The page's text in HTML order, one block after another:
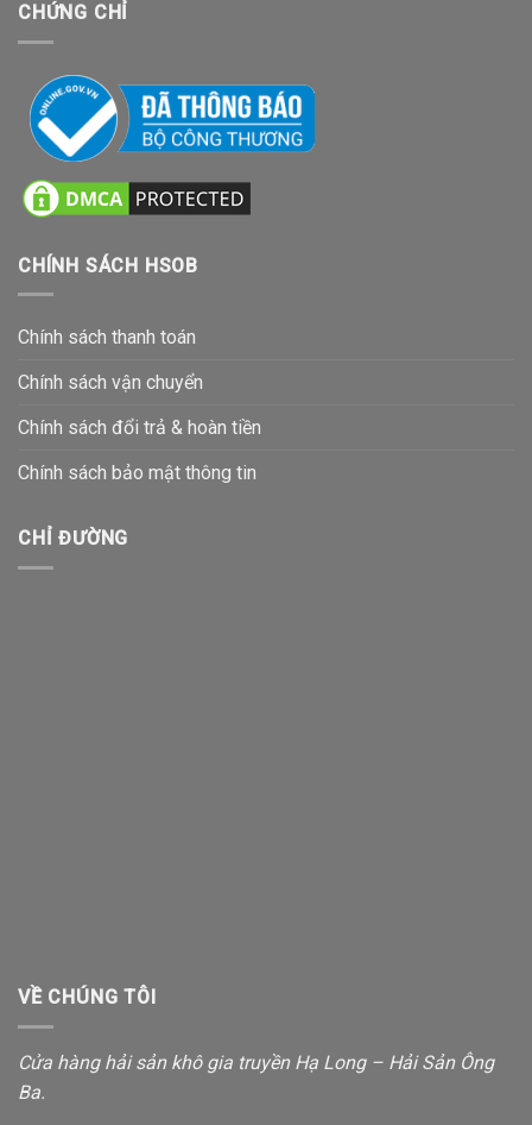
CHỨNG CHỈ
CHÍNH SÁCH HSOB
Chính sách thanh toán
Chính sách vận chuyển
Chính sách đổi trả & hoàn tiền
Chính sách bảo mật thông tin
CHỈ ĐƯỜNG
VỀ CHÚNG TÔI
Cửa hàng hải sản khô gia truyền Hạ Long – Hải Sản Ông
Ba.